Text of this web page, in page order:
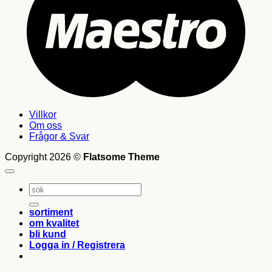
Villkor
Om oss
Frågor & Svar
Copyright 2026 © Flatsome Theme
Sök
efter:
sortiment
om kvalitet
bli kund
Logga in / Registrera